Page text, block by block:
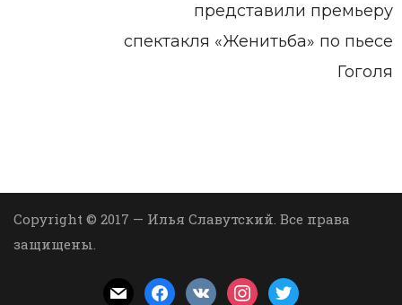
представили премьеру
спектакля «Женитьба» по пьесе
Гоголя
Copyright © 2017 — Илья Славутский. Все права
защищены.
mail facebookvkontakteinstagram
twitter